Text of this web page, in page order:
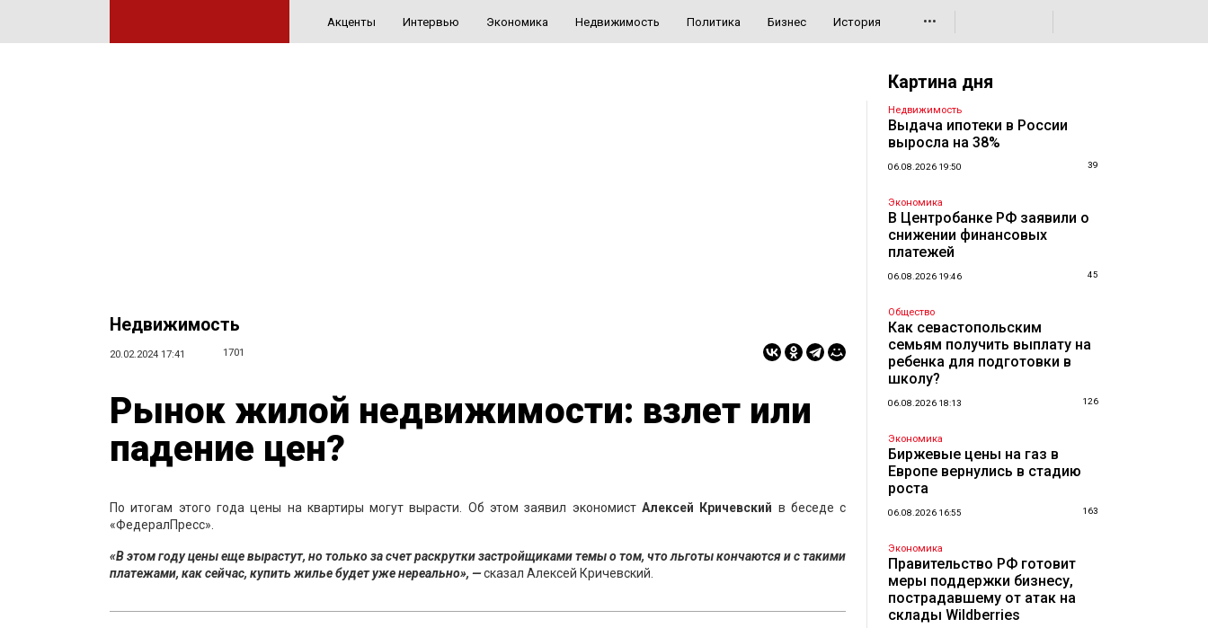
Акценты Интервью Экономика Недвижимость Политика Бизнес История •••
Недвижимость
20.02.2024 17:41 1701
Рынок жилой недвижимости: взлет или
падение цен?
По итогам этого года цены на квартиры могут вырасти. Об этом заявил экономистАлексей Кричевский в беседе с
«ФедералПресс».
«В этом году цены еще вырастут, но только за счет раскрутки застройщиками темы о том, что льготы кончаются и с такими
платежами, как сейчас, купить жилье будет уже нереально», —сказал Алексей Кричевский.
Картина дня
Недвижимость
Выдача ипотеки в России
выросла на 38%
06.08.2026 19:50 39
Экономика
В Центробанке РФ заявили о
снижении финансовых
платежей
06.08.2026 19:46 45
Общество
Как севастопольским
семьям получить выплату на
ребенка для подготовки в
школу?
06.08.2026 18:13 126
Экономика
Биржевые цены на газ в
Европе вернулись в стадию
роста
06.08.2026 16:55 163
Экономика
Правительство РФ готовит
меры поддержки бизнесу,
пострадавшему от атак на
склады Wildberries